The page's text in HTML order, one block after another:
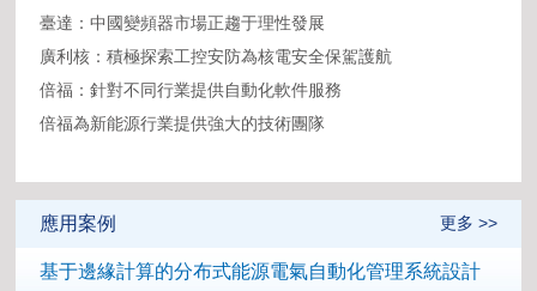
臺達：中國變頻器市場正趨于理性發展
廣利核：積極探索工控安防為核電安全保駕護航
倍福：針對不同行業提供自動化軟件服務
倍福為新能源行業提供強大的技術團隊
應用案例 更多 >>
基于邊緣計算的分布式能源電氣自動化管理系統設計